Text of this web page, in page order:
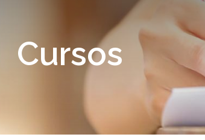
Cursos